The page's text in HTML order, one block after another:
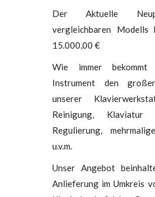
Der Aktuelle
vergleichbaren Modells
15.000,00 €
Wie immer bekommt
Instrument den
unserer
Reinigung, Klaviatur
Regulierung,
u.v.m.
Unser Angebot
Anlieferung im Umkreis